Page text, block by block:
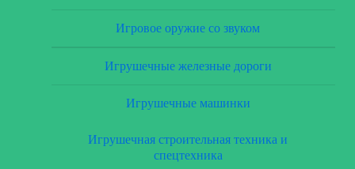
Игровое оружие со звуком
Игрушечные железные дороги
Игрушечные машинки
Игрушечная строительная техника и
спецтехника